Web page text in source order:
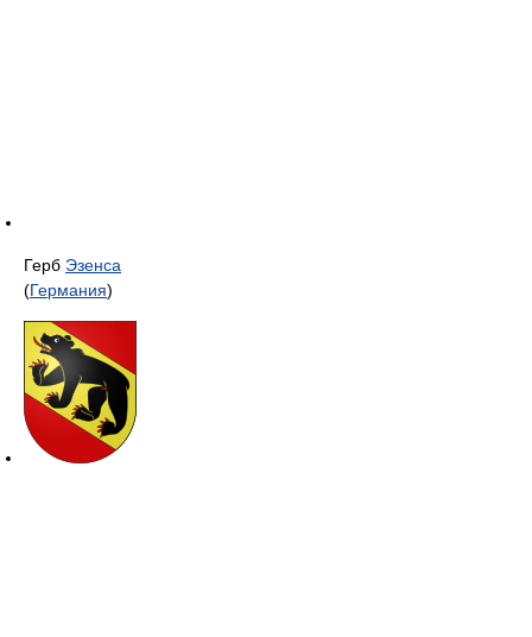
Герб Эзенса
(Германия)